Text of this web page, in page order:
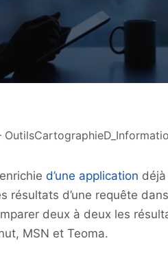
d’une application
résultats d’une requête
deux à deux les
MSN et Teoma.